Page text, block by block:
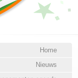
Home
Nieuws